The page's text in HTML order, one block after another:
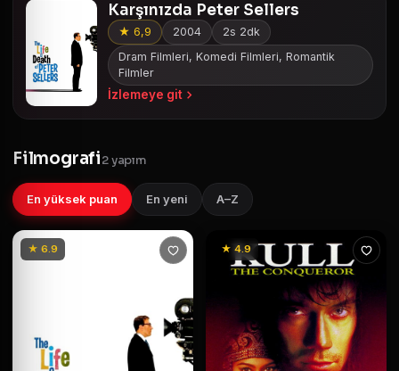
Karşınızda Peter Sellers
★ 6,9 2004
2s 2dk
Dram Filmleri, Komedi Filmleri, Romantik
Filmler
İzlemeye git
Filmografi2 yapım
En yüksek puan En yeni A–Z
★ 6.9 ★ 4.9